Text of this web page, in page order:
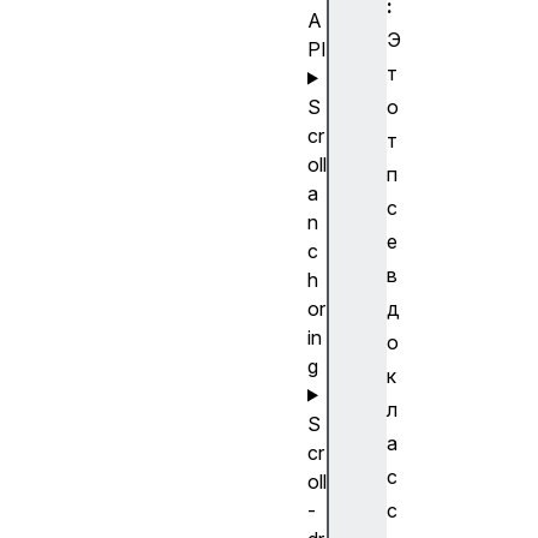
:
Э
т
о
т
п
с
е
в
д
о
к
л
а
с
с
A
PI
S
cr
oll
a
n
c
h
or
in
g
S
cr
oll
-